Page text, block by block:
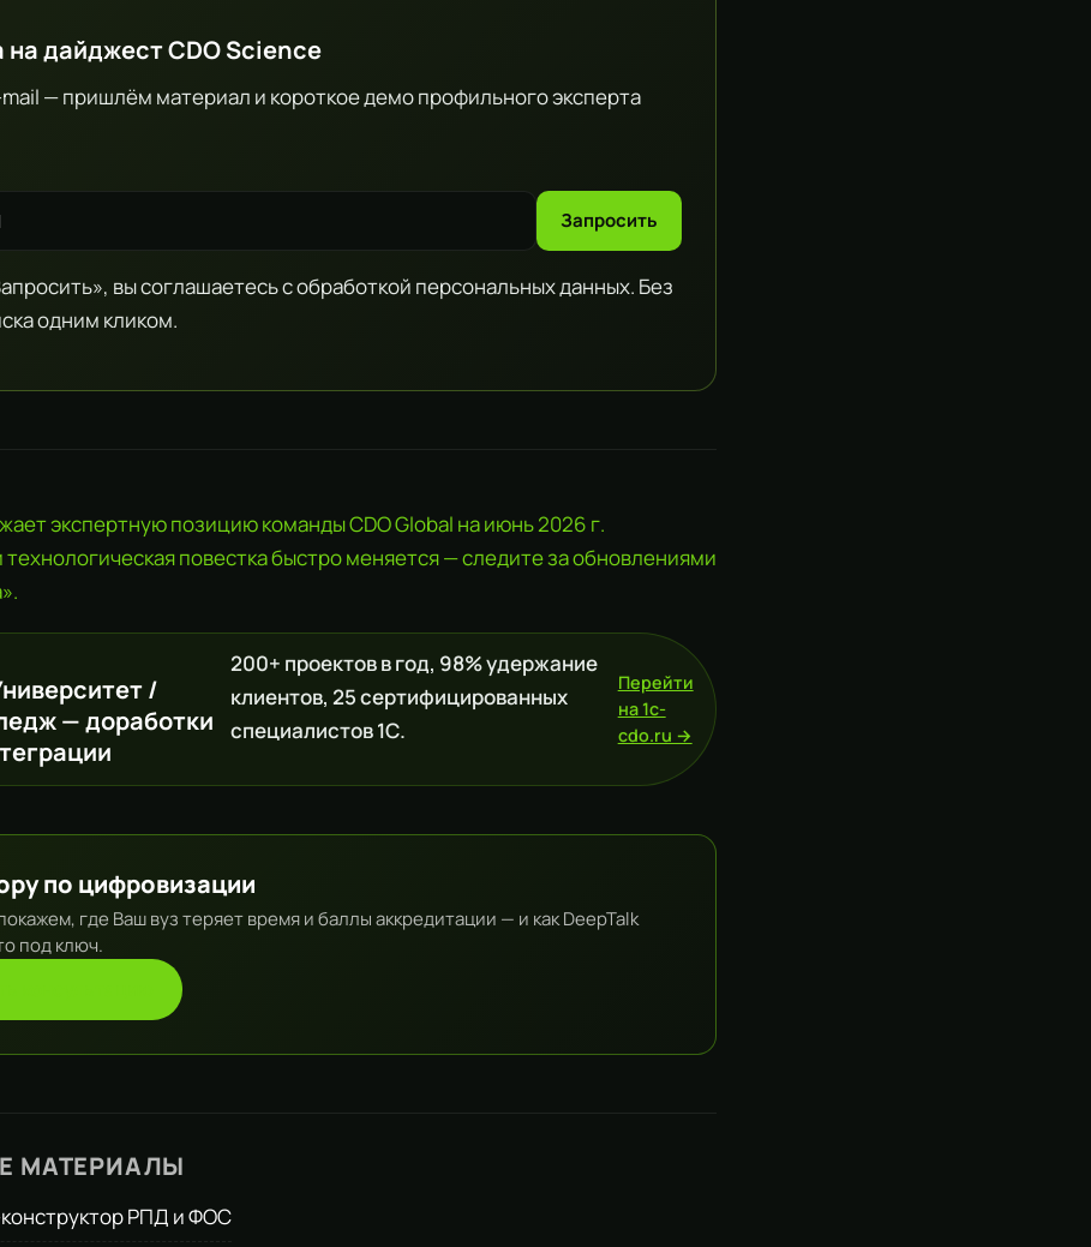
на дайджест CDO Science
— пришлём материал и короткое демо профильного эксперта
Запросить
вы соглашаетесь с обработкой персональных данных. Без
одним кликом.
экспертную позицию команды CDO Global на июнь 2026 г.
технологическая повестка быстро меняется — следите за обновлениями
/
— доработки
200+ проектов в год, 98% удержание
клиентов, 25 сертифицированных
специалистов 1С.
Перейти
на 1c-
cdo.ru →
по цифровизации
где Ваш вуз теряет время и баллы аккредитации — и как DeepTalk
под ключ.
МАТЕРИАЛЫ
РПД и ФОС